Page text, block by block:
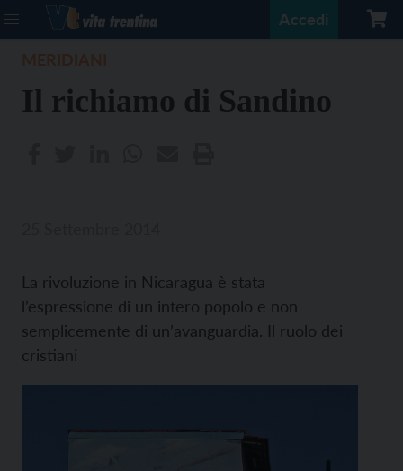
Accedi
Il richiamo di Sandino
La rivoluzione in Nicaragua è stata
l’espressione di un intero popolo e non
semplicemente di un’avanguardia. Il ruolo dei
cristiani